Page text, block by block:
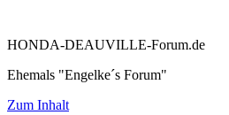
HONDA-DEAUVILLE-Forum.de
Ehemals "Engelke´s Forum"
Zum Inhalt